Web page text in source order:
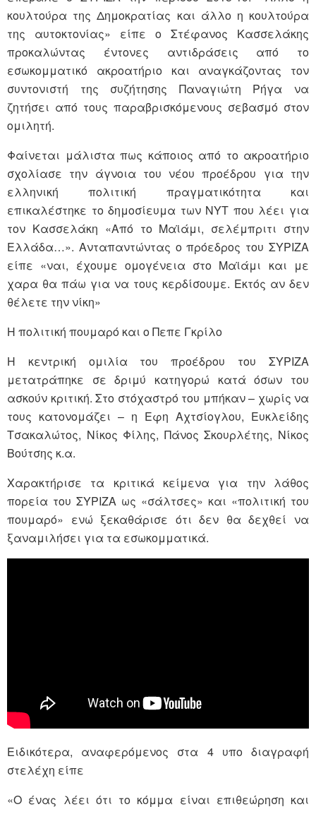
κουλτούρα της Δημοκρατίας και άλλο η κουλτούρα
της αυτοκτονίας» είπε ο Στέφανος Κασσελάκης
προκαλώντας έντονες αντιδράσεις από το
εσωκομματικό ακροατήριο και αναγκάζοντας τον
συντονιστή της συζήτησης Παναγιώτη Ρήγα να
ζητήσει από τους παραβρισκόμενους σεβασμό στον
ομιλητή.
Φαίνεται μάλιστα πως κάποιος από το ακροατήριο
σχολίασε την άγνοια του νέου προέδρου για την
ελληνική πολιτική πραγματικότητα και
επικαλέστηκε το δημοσίευμα των NYT που λέει για
τον Κασσελάκη «Από το Μαϊάμι, σελέμπριτι στην
Ελλάδα…». Ανταπαντώντας ο πρόεδρος του ΣΥΡΙΖΑ
είπε «ναι, έχουμε ομογένεια στο Μαϊάμι και με
χαρα θα πάω για να τους κερδίσουμε. Εκτός αν δεν
θέλετε την νίκη»
Η πολιτική πουμαρό και ο Πεπε Γκρίλο
Η κεντρική ομιλία του προέδρου του ΣΥΡΙΖΑ
μετατράπηκε σε δριμύ κατηγορώ κατά όσων του
ασκούν κριτική. Στο στόχαστρό του μπήκαν – χωρίς να
τους κατονομάζει – η Εφη Αχτσίογλου, Ευκλείδης
Τσακαλώτος, Νίκος Φίλης, Πάνος Σκουρλέτης, Νίκος
Βούτσης κ.α.
Χαρακτήρισε τα κριτικά κείμενα για την λάθος
πορεία του ΣΥΡΙΖΑ ως «σάλτσες» και «πολιτική του
πουμαρό» ενώ ξεκαθάρισε ότι δεν θα δεχθεί να
ξαναμιλήσει για τα εσωκομματικά.
Ειδικότερα, αναφερόμενος στα 4 υπο διαγραφή
στελέχη είπε
«Ο ένας λέει ότι το κόμμα είναι επιθεώρηση και